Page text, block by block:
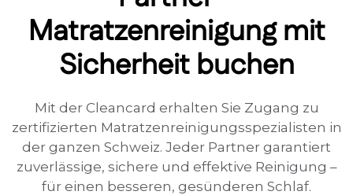
Matratzenreinigung mit
Sicherheit buchen
Mit der Cleancard erhalten Sie Zugang zu
zertifizierten Matratzenreinigungsspezialisten in
der ganzen Schweiz. Jeder Partner garantiert
zuverlässige, sichere und effektive Reinigung –
für einen besseren, gesünderen Schlaf.